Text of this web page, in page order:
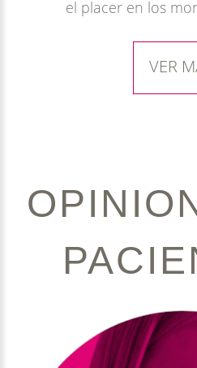
el placer en los
VER